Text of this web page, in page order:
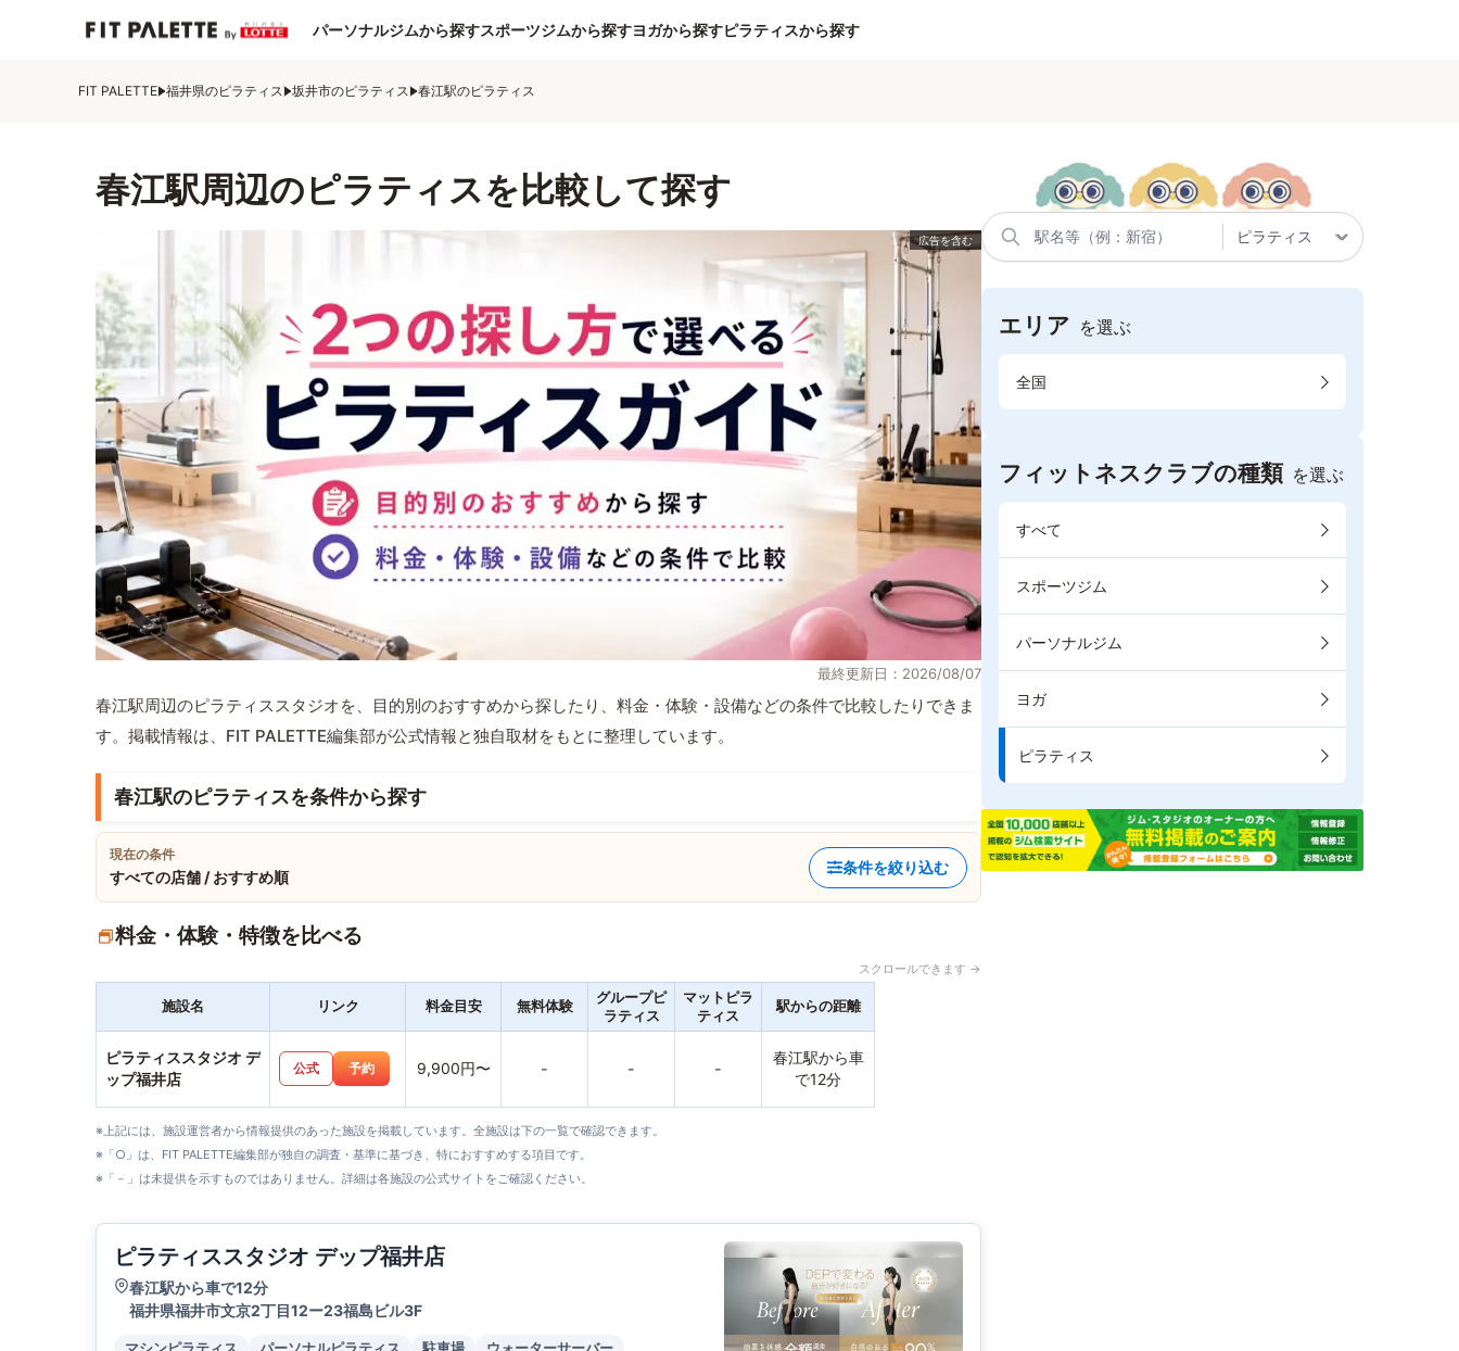
パーソナルジムから探すスポーツジムから探すヨガから探すピラティスから探す
FIT PALETTE 福井県のピラティス 坂井市のピラティス 春江駅のピラティス
春江駅周辺のピラティスを比較して探す
最終更新日：2026/08/07
春江駅周辺のピラティススタジオを、目的別のおすすめから探したり、料金・体験・設備などの条件で比較したりできま
す。掲載情報は、FIT PALETTE編集部が公式情報と独自取材をもとに整理しています。
春江駅のピラティスを条件から探す
現在の条件
すべての店舗 / おすすめ順
条件を絞り込む
料金・体験・特徴を比べる
スクロールできます →
施設名 リンク 料金目安 無料体験
グループピ
ラティス
マットピラ
ティス
駅からの距離
ピラティススタジオ デ
ップ福井店
公式 予約 9,900円〜 - - -
春江駅から車
で12分
※上記には、施設運営者から情報提供のあった施設を掲載しています。全施設は下の一覧で確認できます。
※「○」は、FIT PALETTE編集部が独自の調査・基準に基づき、特におすすめする項目です。
※「－」は未提供を示すものではありません。詳細は各施設の公式サイトをご確認ください。
ピラティススタジオ デップ福井店
春江駅から車で12分
福井県福井市文京2丁目12ー23福島ビル3F
エリア を選ぶ
全国
フィットネスクラブの種類 を選ぶ
すべて
スポーツジム
パーソナルジム
ヨガ
ピラティス